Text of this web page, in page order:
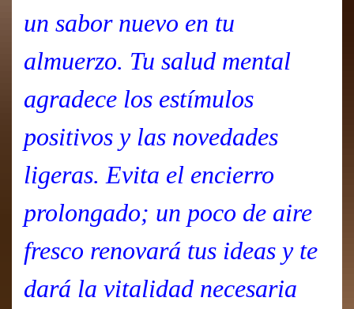
un sabor nuevo en tu
almuerzo. Tu salud mental
agradece los estímulos
positivos y las novedades
ligeras. Evita el encierro
prolongado; un poco de aire
fresco renovará tus ideas y te
dará la vitalidad necesaria